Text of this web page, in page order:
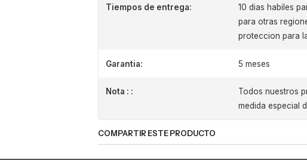
Tiempos de entrega:
10 dias habiles
para otras
proteccion para
Garantia: 5 meses
Nota : :
Todos nuestros
medida especial
COMPARTIR ESTE PRODUCTO